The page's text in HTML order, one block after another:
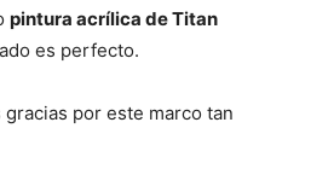
pintura acrílica de Titan
es perfecto.
por este marco tan